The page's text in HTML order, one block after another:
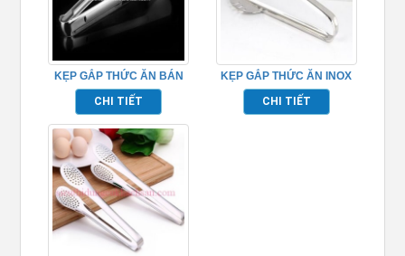
KẸP GẮP THỨC ĂN BÁN
NGUYỆT INOX
CHI TIẾT
KẸP GẮP THỨC ĂN INOX
BÁN NGUYỆT 2 BÊN
RĂNG
CHI TIẾT